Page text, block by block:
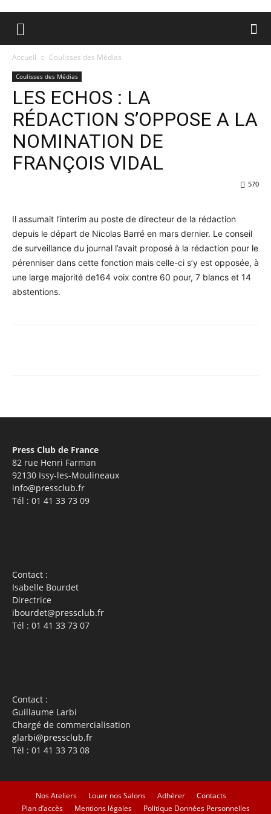
Accueil Coulisses des Médias
Coulisses des Médias
LES ECHOS : LA
RÉDACTION S’OPPOSE A LA
NOMINATION DE
FRANÇOIS VIDAL
570
Il assumait l’interim au poste de directeur de la rédaction
depuis le départ de Nicolas Barré en mars dernier. Le conseil
de surveillance du journal l’avait proposé à la rédaction pour le
pérenniser dans cette fonction mais celle-ci s’y est opposée, à
une large majorité de164 voix contre 60 pour, 7 blancs et 14
abstentions.
Press Club de France
82 rue Henri Farman
92130 Issy-les-Moulineaux
info@pressclub.fr
Tél : 01 41 33 73 09
Contact :
Isabelle Bourdet
Directrice
ibourdet@pressclub.fr
Tél : 01 41 33 73 07
Contact :
Guillaume Larbi
Chargé de commercialisation
glarbi@pressclub.fr
Tél : 01 41 33 73 08
Nos Ateliers Louer nos Salons Adhérer
Contacts
Plan d’accès
Mentions légales Politique Données Personnelles